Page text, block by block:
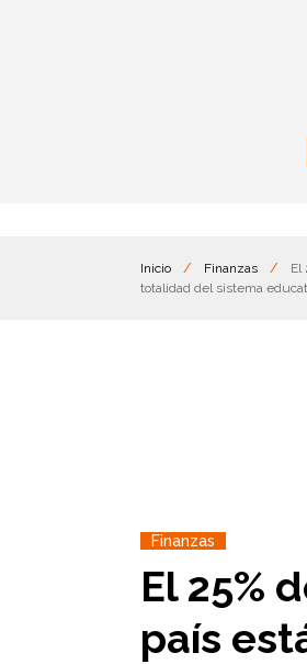
Inicio / Finanzas /
El
totalidad del sistema
Finanzas
El 25%
país